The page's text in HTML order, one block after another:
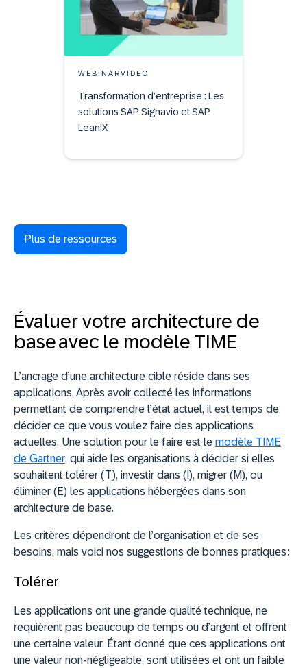
WEBINARVIDEO
Transformation d’entreprise : Les
solutions SAP Signavio et SAP
LeanIX
Plus de ressources
Évaluer votre architecture de
base avec le modèle TIME
L’ancrage d’une architecture cible réside dans ses
applications. Après avoir collecté les informations
permettant de comprendre l’état actuel, il est temps de
décider ce que vous voulez faire des applications
actuelles. Une solution pour le faire est le modèle TIME
de Gartner, qui aide les organisations à décider si elles
souhaitent tolérer (T), investir dans (I), migrer (M), ou
éliminer (E) les applications hébergées dans son
architecture de base.
Les critères dépendront de l’organisation et de ses
besoins, mais voici nos suggestions de bonnes pratiques :
Tolérer
Les applications ont une grande qualité technique, ne
requièrent pas beaucoup de temps ou d’argent et offrent
une certaine valeur. Étant donné que ces applications ont
une valeur non-négligeable, sont utilisées et ont un faible